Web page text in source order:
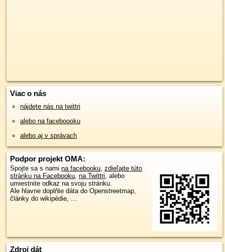
Viac o nás
nájdete nás na twittri
alebo na faceboooku
alebo aj v správach
Podpor projekt OMA:
Spojte sa s nami na facebooku zdieľajte túto
stránku na Facebooku na Twittri , alebo
umiestnite odkaz na svoju stránku.
Ale hlavne doplňte dáta do Openstreetmap,
články do wikipédie, ...
Zdroj dát